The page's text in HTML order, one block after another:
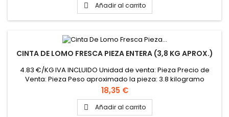
 Añadir al carrito
CINTA DE LOMO FRESCA PIEZA ENTERA (3,8 KG APROX.)
4.83 €/KG IVA INCLUIDO Unidad de venta: Pieza Precio de
Venta: Pieza Peso aproximado la pieza: 3.8 kilogramo
Precio
18,35 €
 Añadir al carrito